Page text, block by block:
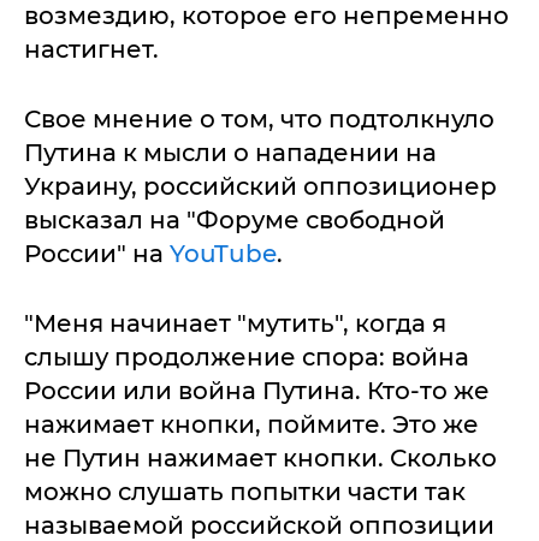
возмездию, которое его непременно
настигнет.
Свое мнение о том, что подтолкнуло
Путина к мысли о нападении на
Украину, российский оппозиционер
высказал на "Форуме свободной
России" на YouTube.
"Меня начинает "мутить", когда я
слышу продолжение спора: война
России или война Путина. Кто-то же
нажимает кнопки, поймите. Это же
не Путин нажимает кнопки. Сколько
можно слушать попытки части так
называемой российской оппозиции